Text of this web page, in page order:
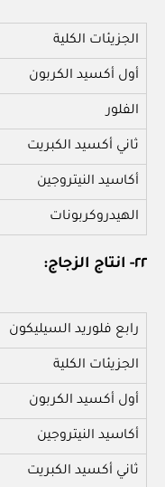
الجزيئات الكلية
أول أكسيد الكربون
الفلور
ثاني أكسيد الكبريت
أكاسيد النيتروجين
الهيدروكربونات
٢٢- انتاج الزجاج:
رابع فلوريد السيليكون
الجزيئات الكلية
أول أكسيد الكربون
أكاسيد النيتروجين
ثاني أكسيد الكبريت